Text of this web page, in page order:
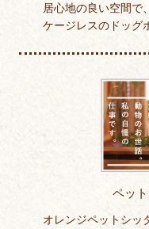
居心地の良い空間で
ケージレスのドッグ
ペッ
オレンジペットシッ